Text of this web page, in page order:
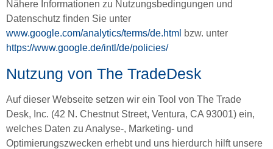
Nähere Informationen zu Nutzungsbedingungen und
Datenschutz finden Sie unter
www.google.com/analytics/terms/de.html bzw. unter
https://www.google.de/intl/de/policies/
Nutzung von The TradeDesk
Auf dieser Webseite setzen wir ein Tool von The Trade
Desk, Inc. (42 N. Chestnut Street, Ventura, CA 93001) ein,
welches Daten zu Analyse-, Marketing- und
Optimierungszwecken erhebt und uns hierdurch hilft unsere